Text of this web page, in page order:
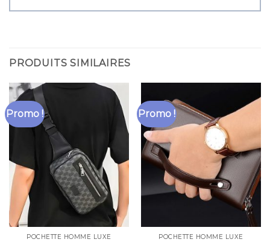
PRODUITS SIMILAIRES
Promo !
POCHETTE HOMME LUXE
Promo !
POCHETTE HOMME LUXE